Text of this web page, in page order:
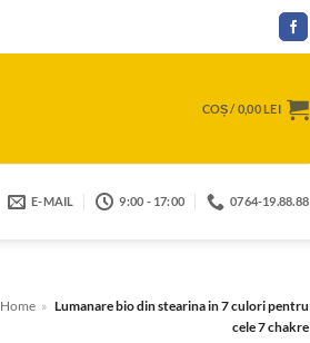
COȘ /0,00LEI
E-MAIL 9:00 - 17:00 0764-19.88.88
Home » Lumanare bio din stearina in 7 culori pentru
cele 7 chakre